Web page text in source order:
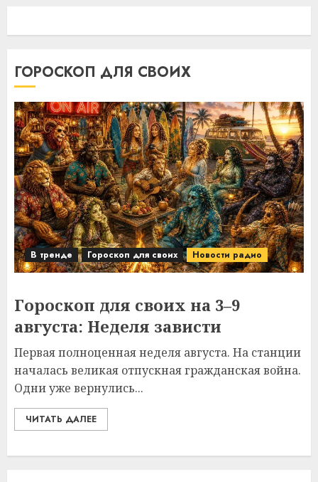
ГОРОСКОП ДЛЯ СВОИХ
В тренде Гороскоп для своих Новости радио
Гороскоп для своих на 3–9
августа: Неделя зависти
Первая полноценная неделя августа. На станции
началась великая отпускная гражданская война.
Одни уже вернулись...
ЧИТАТЬ ДАЛЕЕ